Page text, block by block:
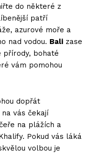
do některé z
patří
azurové moře a
nad vodou. Bali zase
přírody, bohaté
vám pomohou
dopřát
na vás čekají
na plážích a
Pokud vás láká
volbou je